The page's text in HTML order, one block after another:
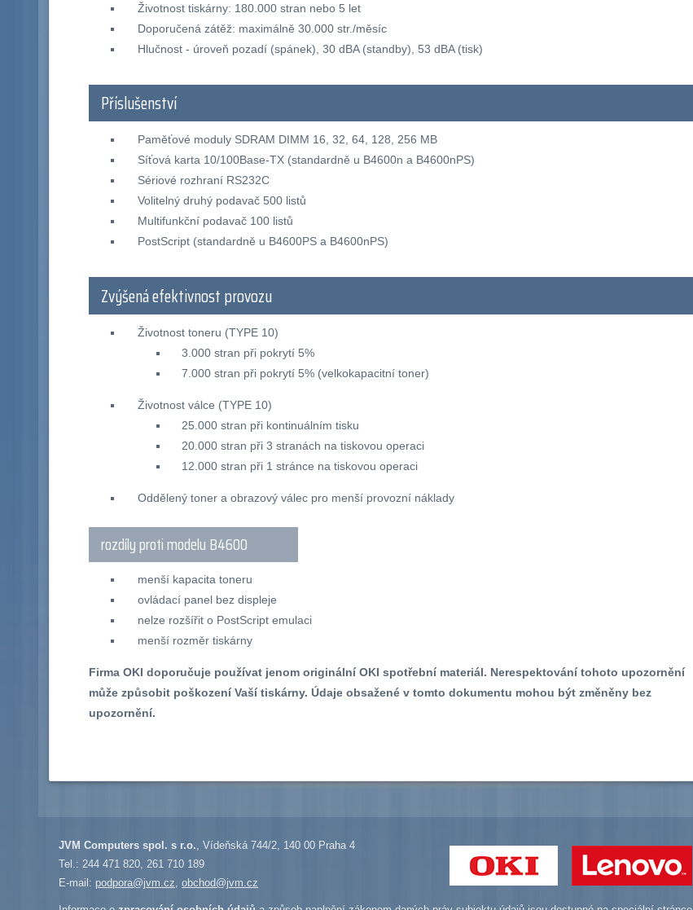
Životnost tiskárny: 180.000 stran nebo 5 let
Doporučená zátěž: maximálně 30.000 str./měsíc
Hlučnost - úroveň pozadí (spánek), 30 dBA (standby), 53 dBA (tisk)
Příslušenství
Paměťové moduly SDRAM DIMM 16, 32, 64, 128, 256 MB
Síťová karta 10/100Base-TX (standardně u B4600n a B4600nPS)
Sériové rozhraní RS232C
Volitelný druhý podavač 500 listů
Multifunkční podavač 100 listů
PostScript (standardně u B4600PS a B4600nPS)
Zvýšená efektivnost provozu
Životnost toneru (TYPE 10)
3.000 stran při pokrytí 5%
7.000 stran při pokrytí 5% (velkokapacitní toner)
Životnost válce (TYPE 10)
25.000 stran při kontinuálním tisku
20.000 stran při 3 stranách na tiskovou operaci
12.000 stran při 1 stránce na tiskovou operaci
Oddělený toner a obrazový válec pro menší provozní náklady
rozdíly proti modelu B4600
menší kapacita toneru
ovládací panel bez displeje
nelze rozšířit o PostScript emulaci
menší rozměr tiskárny
Firma OKI doporučuje používat jenom originální OKI spotřební materiál. Nerespektování tohoto upozornění
může způsobit poškození Vaší tiskárny. Údaje obsažené v tomto dokumentu mohou být změněny bez
upozornění.
JVM Computers spol. s r.o., Vídeňská 744/2, 140 00 Praha 4
Tel.: 244 471 820, 261 710 189
E-mail: podpora@jvm.cz, obchod@jvm.cz